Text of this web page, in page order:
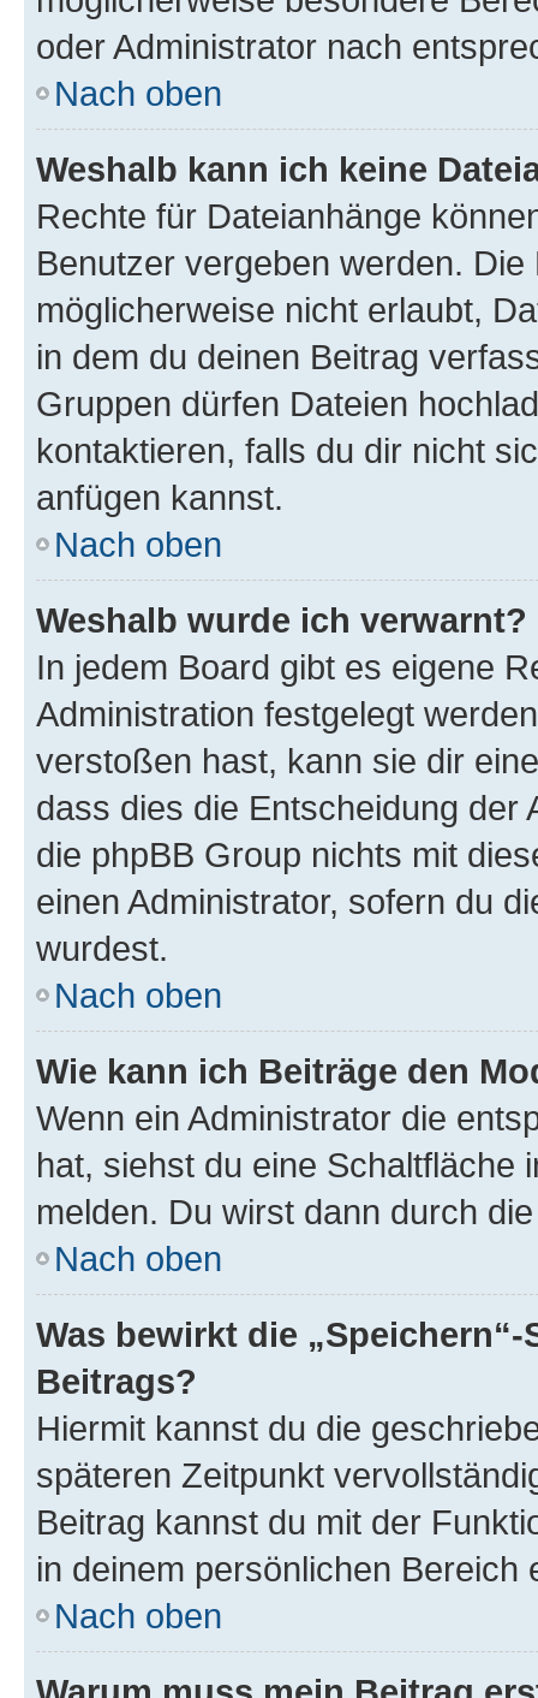
oder Administrator nach
Nach oben
Weshalb kann ich keine
Rechte für Dateianhänge
Benutzer vergeben werden.
möglicherweise nicht erlaubt,
in dem du deinen Beitrag
Gruppen dürfen Dateien
kontaktieren, falls du dir nicht
anfügen kannst.
Nach oben
Weshalb wurde ich verwarnt?
In jedem Board gibt es eigene
Administration festgelegt
verstoßen hast, kann sie dir
dass dies die Entscheidung der
die phpBB Group nichts mit
einen Administrator, sofern du
wurdest.
Nach oben
Wie kann ich Beiträge den
Wenn ein Administrator die
hat, siehst du eine Schaltfläche
melden. Du wirst dann durch
Nach oben
Was bewirkt die
Beitrags?
Hiermit kannst du die
späteren Zeitpunkt
Beitrag kannst du mit der
in deinem persönlichen Bereich
Nach oben